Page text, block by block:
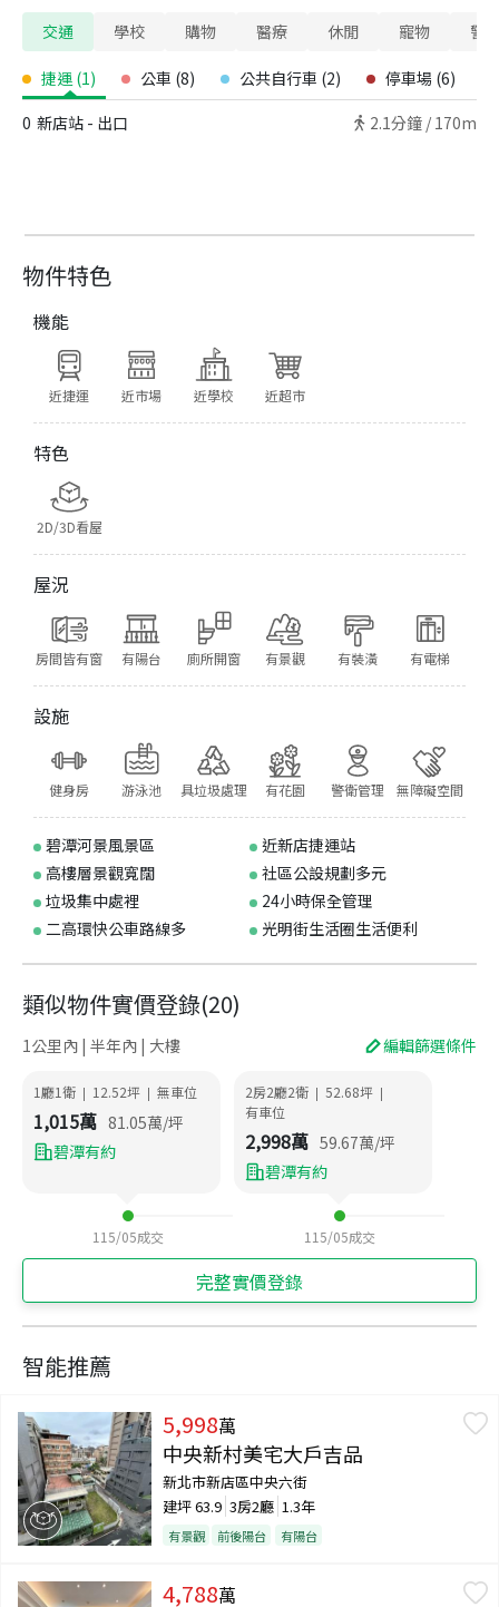
物件特色
機能
近捷運 近市場 近學校 近超市
特色
2D/3D看屋
屋況
房間皆有窗 有陽台 廁所開窗 有景觀 有裝潢 有電梯
設施
健身房 游泳池 具垃圾處理 有花園 警衛管理 無障礙空間
碧潭河景風景區
近新店捷運站
高樓層景觀寬闊
社區公設規劃多元
垃圾集中處裡
24小時保全管理
二高環快公車路線多
光明街生活圈生活便利
交通 學校 購物 醫療 休閒 寵物 警
捷運 (1) 公車 (8) 公共自行車 (2) 停車場 (6)
0 新店站 - 出口 2.1分鐘 / 170m
類似物件實價登錄(20)
1公里內 | 半年內 | 大樓 編輯篩選條件
1廳1衛 | 12.52坪 | 無車位
1,015萬 81.05萬/坪
碧潭有約
115/05成交
2房2廳2衛 | 52.68坪 |
有車位
2,998萬 59.67萬/坪
碧潭有約
115/05成交
完整實價登錄
智能推薦
5,998萬
中央新村美宅大戶吉品
新北市新店區中央六街
建坪63.9 3房2廳 1.3年
有景觀 前後陽台 有陽台
4,788萬